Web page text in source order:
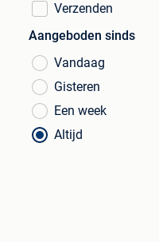
Verzenden
Aangeboden sinds
Vandaag
Gisteren
Een week
Altijd